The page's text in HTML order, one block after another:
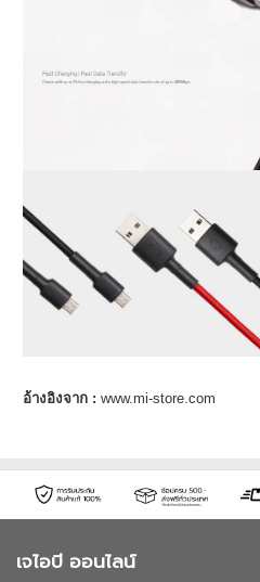
อ้างอิงจาก : www.mi-store.com
เจไอบี ออนไลน์